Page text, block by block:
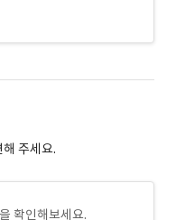
주세요.
확인해보세요.